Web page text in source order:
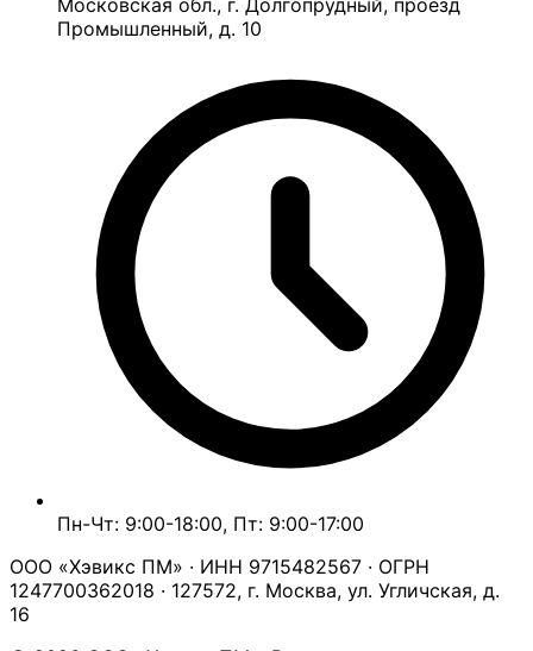
Московская обл., г. Долгопрудный, проезд
Промышленный, д. 10
Пн-Чт: 9:00-18:00, Пт: 9:00-17:00
ООО «Хэвикс ПМ» · ИНН 9715482567 · ОГРН
1247700362018 · 127572, г. Москва, ул. Угличская, д.
16